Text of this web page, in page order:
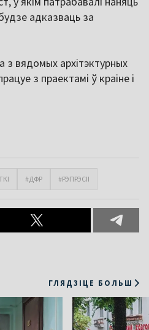
адказваць за
з вядомых архітэктурных
з праектамі ў краіне і
#ДФР #РЭПРЭСІІ
ГЛЯДЗІЦЕ БОЛЬШ